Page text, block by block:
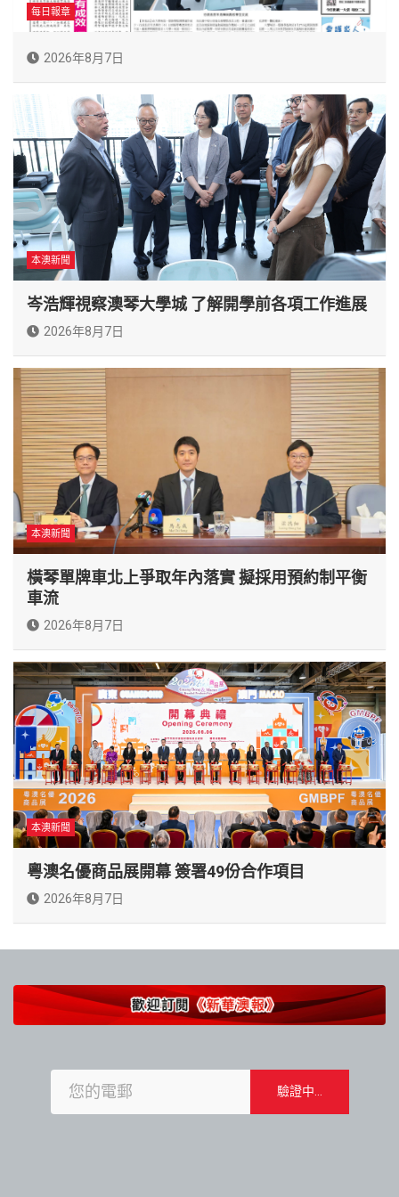
每日報章
2026年8月7日
本澳新聞
岑浩輝視察澳琴大學城 了解開學前各項工作進展
2026年8月7日
本澳新聞
橫琴單牌車北上爭取年內落實 擬採用預約制平衡
車流
2026年8月7日
本澳新聞
粵澳名優商品展開幕 簽署49份合作項目
2026年8月7日